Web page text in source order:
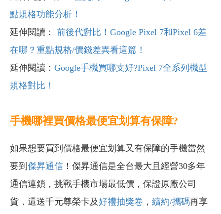
點規格功能分析！
延伸閱讀： 前後代對比！Google Pixel 7和Pixel 6差
在哪？重點規格/價錢差異看這篇！
延伸閱讀： Google手機買哪支好?Pixel 7全系列機型
規格對比！
手機哪裡買價格最便宜划算有保障?
如果想要買到價格最便宜划算又有保障的手機當然
要到 傑昇通信 ！傑昇通信是全台最大且經營30多年
通信連鎖，挑戰手機市場最低價，保證原廠公司
貨，還送千元尊榮卡及好禮抽獎卷 ， 續約/攜碼再享